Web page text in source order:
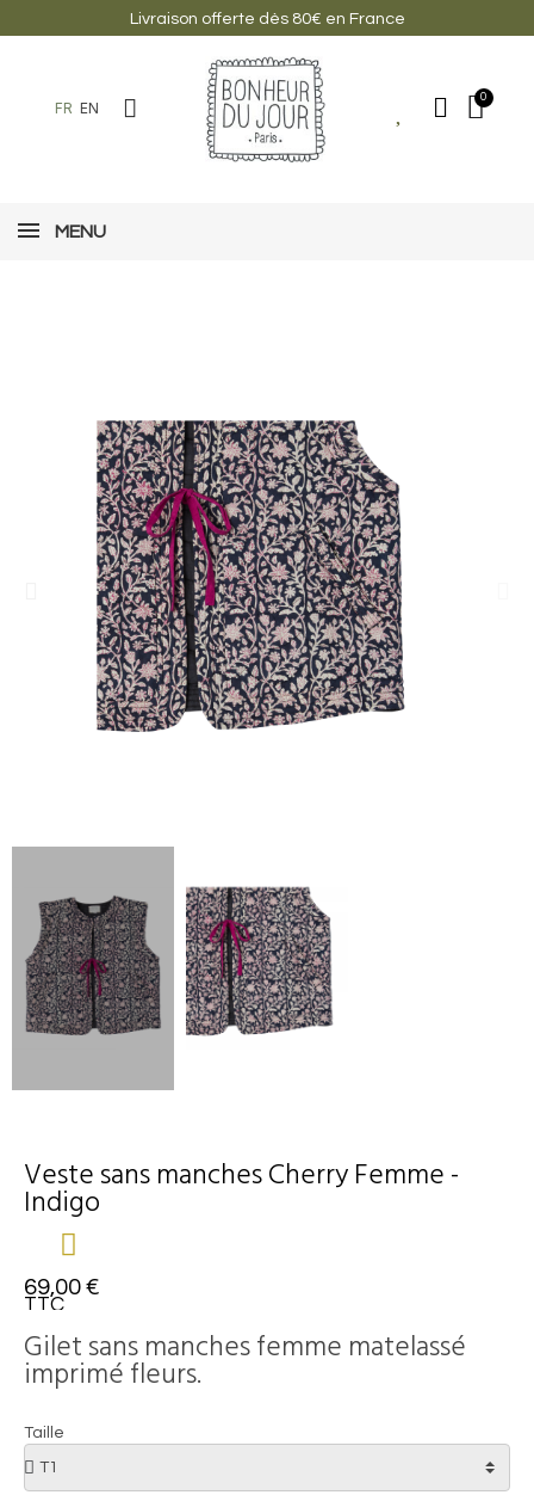
Livraison offerte dès 80€ en France
FR EN
MENU
Veste sans manches Cherry Femme -
Indigo
69,00 €
TTC
Gilet sans manches femme matelassé
imprimé fleurs.
Taille